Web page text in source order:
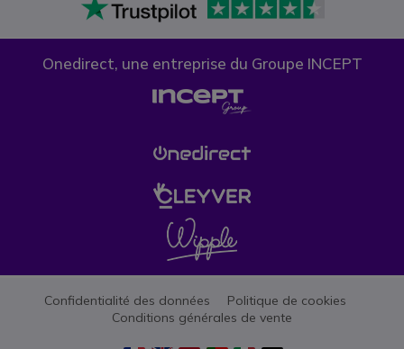
Onedirect, une entreprise du Groupe INCEPT
Confidentialité des données
Politique de cookies
Conditions générales de vente